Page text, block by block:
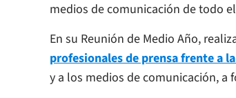
medios de comunicación de todo
En su Reunión de Medio Año,
profesionales de prensa frente a
y a los medios de comunicación,